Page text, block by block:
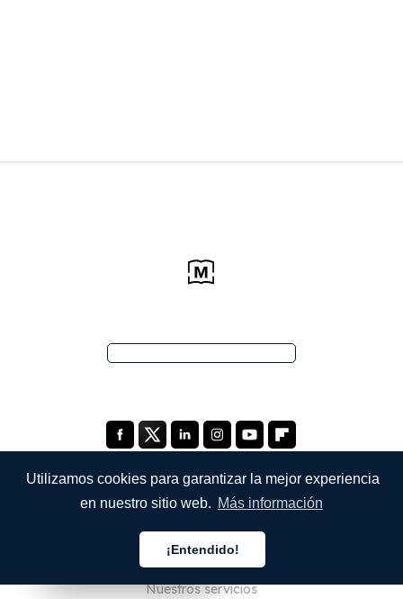
Utilizamos cookies para garantizar la mejor experiencia
en nuestro sitio web. Más información
¡Entendido!
Quiénes somos
Nuestros servicios
Español
Español
Español